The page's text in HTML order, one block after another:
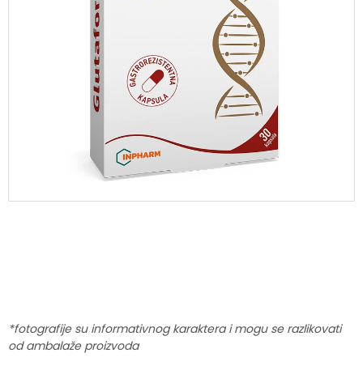
*fotografije su informativnog karaktera i mogu se razlikovati
od ambalaže proizvoda